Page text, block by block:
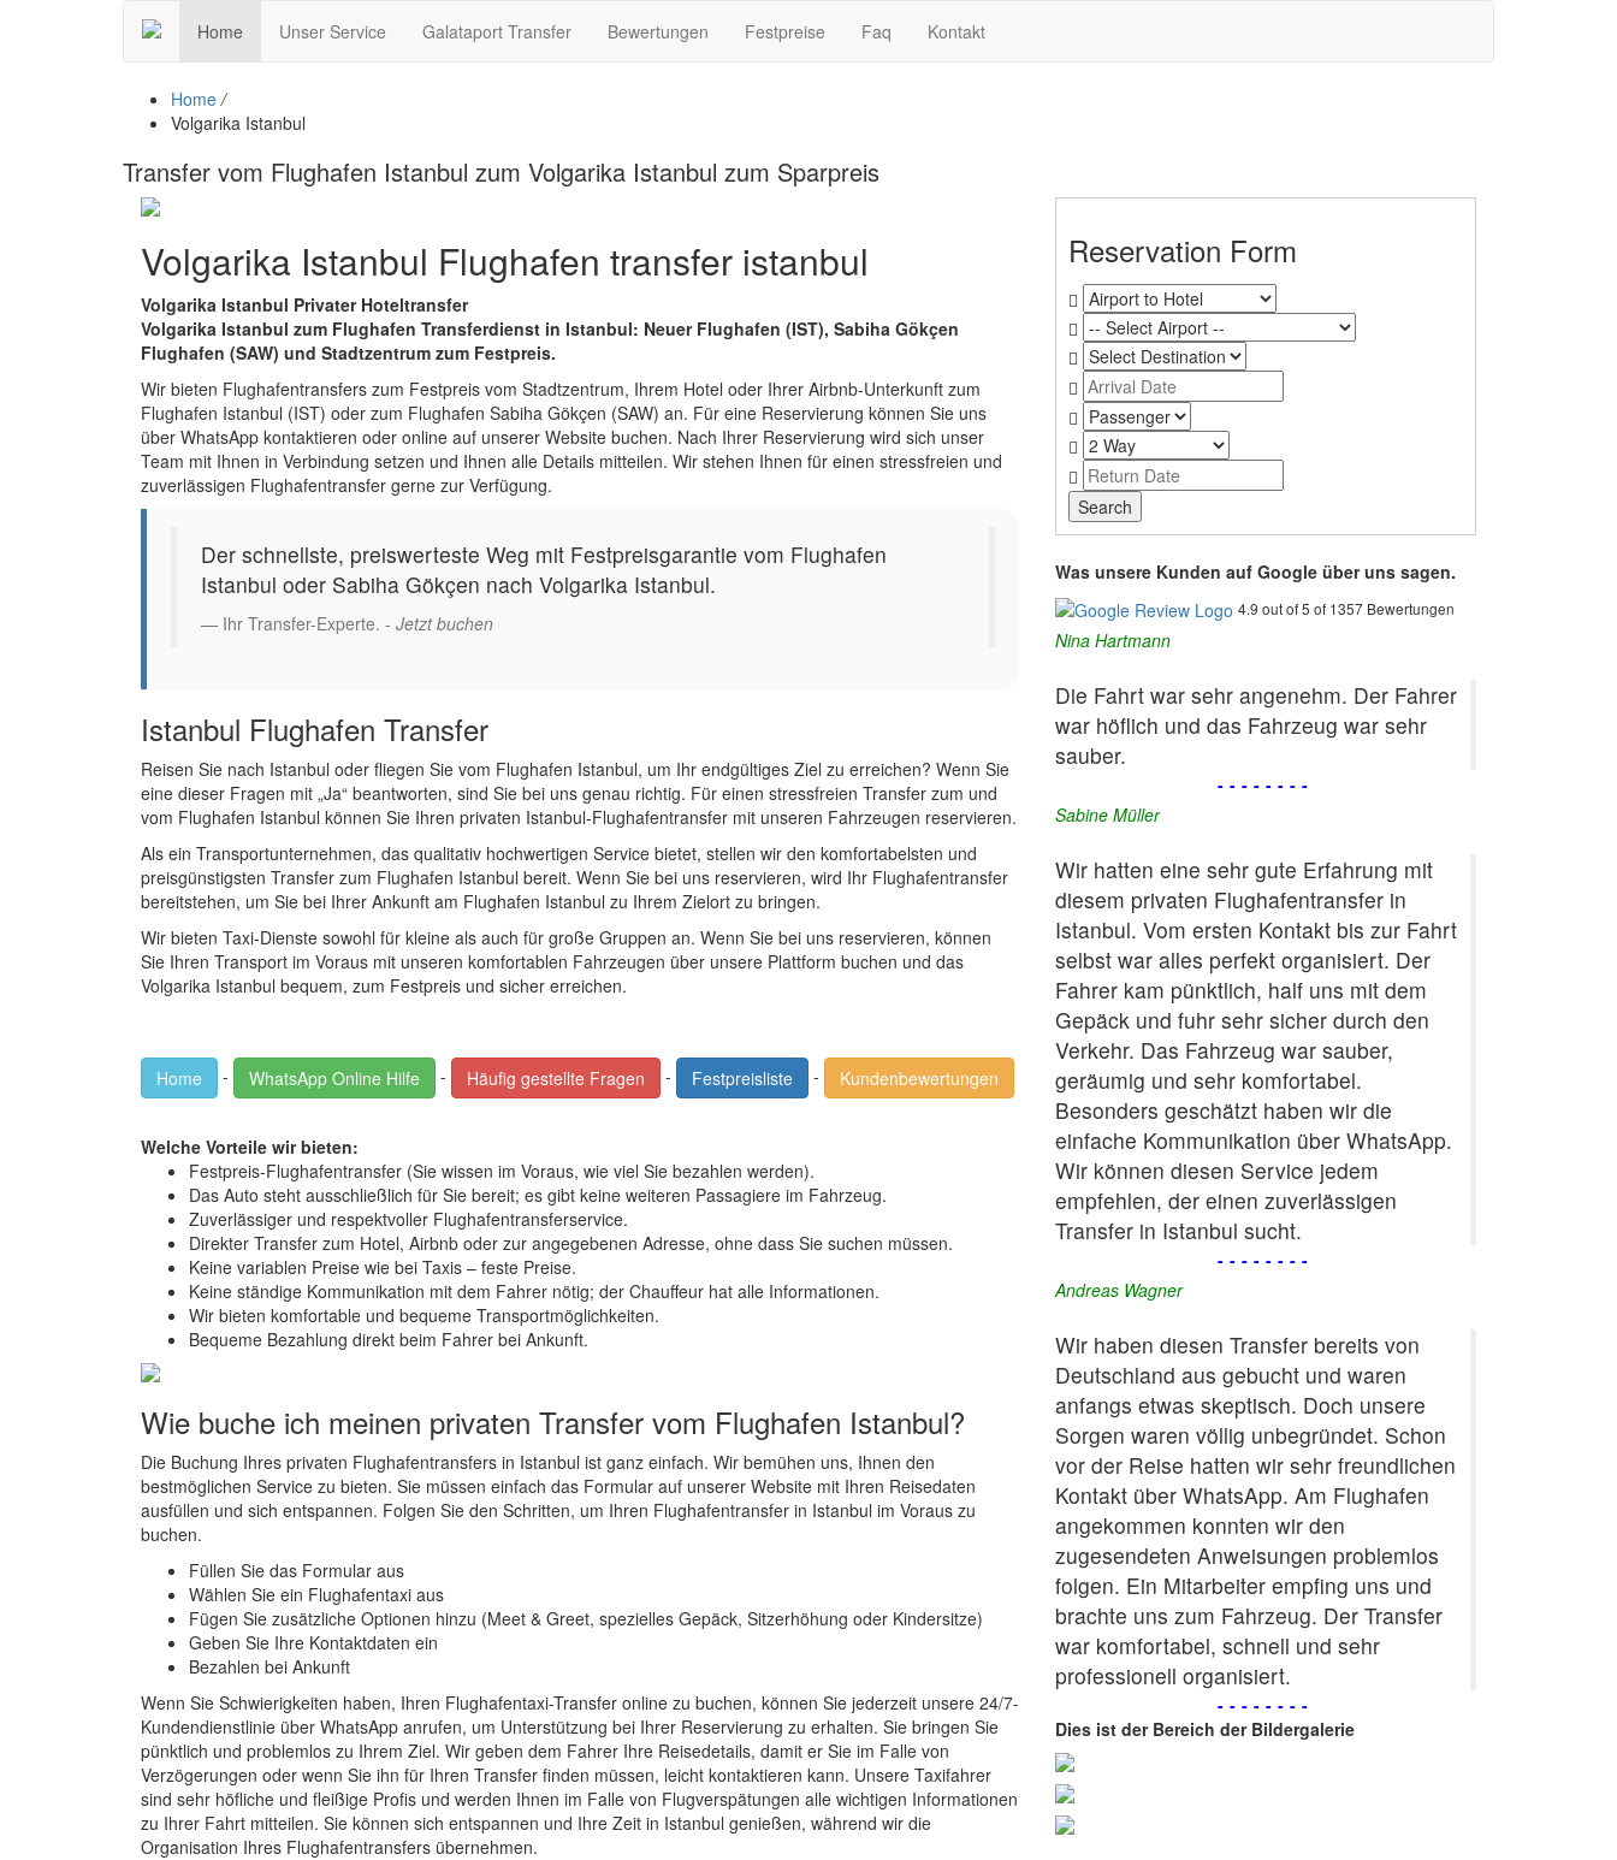
Home Unser Service Galataport Transfer Bewertungen Festpreise Faq Kontakt
Home /
Volgarika Istanbul
Transfer vom Flughafen Istanbul zum Volgarika Istanbul zum Sparpreis
Volgarika Istanbul Flughafen transfer istanbul
Volgarika Istanbul Privater Hoteltransfer
Volgarika Istanbul zum Flughafen Transferdienst in Istanbul: Neuer Flughafen (IST), Sabiha Gökçen
Flughafen (SAW) und Stadtzentrum zum Festpreis.
Wir bieten Flughafentransfers zum Festpreis vom Stadtzentrum, Ihrem Hotel oder Ihrer Airbnb-Unterkunft zum
Flughafen Istanbul (IST) oder zum Flughafen Sabiha Gökçen (SAW) an. Für eine Reservierung können Sie uns
über WhatsApp kontaktieren oder online auf unserer Website buchen. Nach Ihrer Reservierung wird sich unser
Team mit Ihnen in Verbindung setzen und Ihnen alle Details mitteilen. Wir stehen Ihnen für einen stressfreien und
zuverlässigen Flughafentransfer gerne zur Verfügung.
Der schnellste, preiswerteste Weg mit Festpreisgarantie vom Flughafen
Istanbul oder Sabiha Gökçen nach Volgarika Istanbul.
Ihr Transfer-Experte. - Jetzt buchen
Istanbul Flughafen Transfer
Reisen Sie nach Istanbul oder fliegen Sie vom Flughafen Istanbul, um Ihr endgültiges Ziel zu erreichen? Wenn Sie
eine dieser Fragen mit „Ja“ beantworten, sind Sie bei uns genau richtig. Für einen stressfreien Transfer zum und
vom Flughafen Istanbul können Sie Ihren privaten Istanbul-Flughafentransfer mit unseren Fahrzeugen reservieren.
Als ein Transportunternehmen, das qualitativ hochwertigen Service bietet, stellen wir den komfortabelsten und
preisgünstigsten Transfer zum Flughafen Istanbul bereit. Wenn Sie bei uns reservieren, wird Ihr Flughafentransfer
bereitstehen, um Sie bei Ihrer Ankunft am Flughafen Istanbul zu Ihrem Zielort zu bringen.
Wir bieten Taxi-Dienste sowohl für kleine als auch für große Gruppen an. Wenn Sie bei uns reservieren, können
Sie Ihren Transport im Voraus mit unseren komfortablen Fahrzeugen über unsere Plattform buchen und das
Volgarika Istanbul bequem, zum Festpreis und sicher erreichen.
Home - WhatsApp Online Hilfe - Häufig gestellte Fragen - Festpreisliste - Kundenbewertungen
Welche Vorteile wir bieten:
Festpreis-Flughafentransfer (Sie wissen im Voraus, wie viel Sie bezahlen werden).
Das Auto steht ausschließlich für Sie bereit; es gibt keine weiteren Passagiere im Fahrzeug.
Zuverlässiger und respektvoller Flughafentransferservice.
Direkter Transfer zum Hotel, Airbnb oder zur angegebenen Adresse, ohne dass Sie suchen müssen.
Keine variablen Preise wie bei Taxis – feste Preise.
Keine ständige Kommunikation mit dem Fahrer nötig; der Chauffeur hat alle Informationen.
Wir bieten komfortable und bequeme Transportmöglichkeiten.
Bequeme Bezahlung direkt beim Fahrer bei Ankunft.
Wie buche ich meinen privaten Transfer vom Flughafen Istanbul?
Die Buchung Ihres privaten Flughafentransfers in Istanbul ist ganz einfach. Wir bemühen uns, Ihnen den
bestmöglichen Service zu bieten. Sie müssen einfach das Formular auf unserer Website mit Ihren Reisedaten
ausfüllen und sich entspannen. Folgen Sie den Schritten, um Ihren Flughafentransfer in Istanbul im Voraus zu
buchen.
Füllen Sie das Formular aus
Wählen Sie ein Flughafentaxi aus
Fügen Sie zusätzliche Optionen hinzu (Meet & Greet, spezielles Gepäck, Sitzerhöhung oder Kindersitze)
Geben Sie Ihre Kontaktdaten ein
Bezahlen bei Ankunft
Wenn Sie Schwierigkeiten haben, Ihren Flughafentaxi-Transfer online zu buchen, können Sie jederzeit unsere 24/7-
Kundendienstlinie über WhatsApp anrufen, um Unterstützung bei Ihrer Reservierung zu erhalten. Sie bringen Sie
pünktlich und problemlos zu Ihrem Ziel. Wir geben dem Fahrer Ihre Reisedetails, damit er Sie im Falle von
Verzögerungen oder wenn Sie ihn für Ihren Transfer finden müssen, leicht kontaktieren kann. Unsere Taxifahrer
sind sehr höfliche und fleißige Profis und werden Ihnen im Falle von Flugverspätungen alle wichtigen Informationen
zu Ihrer Fahrt mitteilen. Sie können sich entspannen und Ihre Zeit in Istanbul genießen, während wir die
Organisation Ihres Flughafentransfers übernehmen.
Reservation Form
Was unsere Kunden auf Google über uns sagen.
4.9 out of 5 of 1357 Bewertungen
Nina Hartmann
Die Fahrt war sehr angenehm. Der Fahrer
war höflich und das Fahrzeug war sehr
sauber.
--------
Sabine Müller
Wir hatten eine sehr gute Erfahrung mit
diesem privaten Flughafentransfer in
Istanbul. Vom ersten Kontakt bis zur Fahrt
selbst war alles perfekt organisiert. Der
Fahrer kam pünktlich, half uns mit dem
Gepäck und fuhr sehr sicher durch den
Verkehr. Das Fahrzeug war sauber,
geräumig und sehr komfortabel.
Besonders geschätzt haben wir die
einfache Kommunikation über WhatsApp.
Wir können diesen Service jedem
empfehlen, der einen zuverlässigen
Transfer in Istanbul sucht.
--------
Andreas Wagner
Wir haben diesen Transfer bereits von
Deutschland aus gebucht und waren
anfangs etwas skeptisch. Doch unsere
Sorgen waren völlig unbegründet. Schon
vor der Reise hatten wir sehr freundlichen
Kontakt über WhatsApp. Am Flughafen
angekommen konnten wir den
zugesendeten Anweisungen problemlos
folgen. Ein Mitarbeiter empfing uns und
brachte uns zum Fahrzeug. Der Transfer
war komfortabel, schnell und sehr
professionell organisiert.
--------
Dies ist der Bereich der Bildergalerie